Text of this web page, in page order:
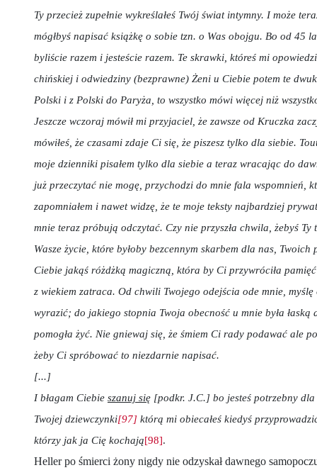
Ty przecież zupełnie wykreślałeś Twój świat intymny. I może
mógłbyś napisać książkę o sobie tzn. o Was obojgu. Bo od 45
byliście razem i jesteście razem. Te skrawki, któreś mi
chińskiej i odwiedziny (bezprawne) Żeni u Ciebie potem te
Polski i z Polski do Paryża, to wszystko mówi więcej niż
Jeszcze wczoraj mówił mi przyjaciel, że zawsze od Kruczka
mówiłeś, że czasami zdaje Ci się, że piszesz tylko dla siebie.
moje dzienniki pisałem tylko dla siebie a teraz wracając do
już przeczytać nie mogę, przychodzi do mnie fala wspomnień,
zapomniałem i nawet widzę, że te moje teksty najbardziej
mnie teraz próbują odczytać. Czy nie przyszła chwila, żebyś Ty
Wasze życie, które byłoby bezcennym skarbem dla nas, Twoich
Ciebie jakąś różdżką magiczną, która by Ci przywróciła
z wiekiem zatraca. Od chwili Twojego odejścia ode mnie,
wyrazić; do jakiego stopnia Twoja obecność u mnie była
pomogła żyć. Nie gniewaj się, że śmiem Ci rady podawać ale
żeby Ci spróbować to niezdarnie napisać.
[...]
I błagam Ciebie szanuj się [podkr. J.C.] bo jesteś potrzebny
Twojej dziewczynki[97] którą mi obiecałeś kiedyś
którzy jak ja Cię kochają[98].
Heller po śmierci żony nigdy nie odzyskał dawnego